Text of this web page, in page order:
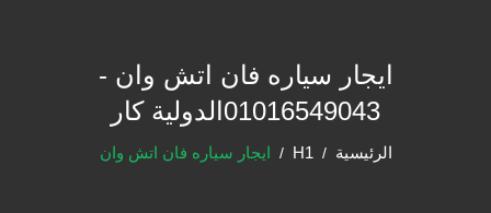
ايجار سياره فان اتش وان -
01016549043الدولية كار
الرئيسية H1 ايجار سياره فان اتش وان